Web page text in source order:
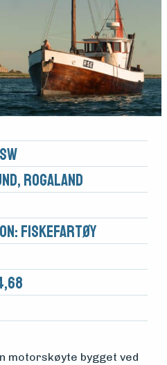
Rogaland
Fiskefartøy
motorskøyte bygget ved